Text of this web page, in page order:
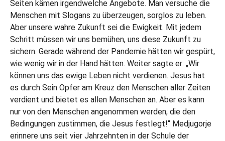
Seiten kämen irgendwelche Angebote. Man versuche die
Menschen mit Slogans zu überzeugen, sorglos zu leben.
Aber unsere wahre Zukunft sei die Ewigkeit. Mit jedem
Schritt müssen wir uns bemühen, uns diese Zukunft zu
sichern. Gerade während der Pandemie hätten wir gespürt,
wie wenig wir in der Hand hätten. Weiter sagte er: „Wir
können uns das ewige Leben nicht verdienen. Jesus hat
es durch Sein Opfer am Kreuz den Menschen aller Zeiten
verdient und bietet es allen Menschen an. Aber es kann
nur von den Menschen angenommen werden, die den
Bedingungen zustimmen, die Jesus festlegt!“ Medjugorje
erinnere uns seit vier Jahrzehnten in der Schule der